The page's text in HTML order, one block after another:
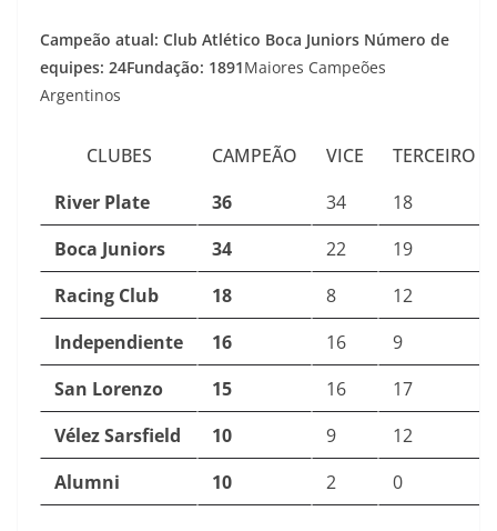
Campeão atual: Club Atlético Boca Juniors Número de
equipes: 24Fundação: 1891Maiores Campeões
Argentinos
CLUBES CAMPEÃO VICE
TERCEIRO
River Plate
36 34
18
Boca Juniors
34 22
19
Racing Club
18 8
12
Independiente
16 16
9
San Lorenzo
15 16
17
Vélez Sarsfield
10 9
12
Alumni
10 2 0